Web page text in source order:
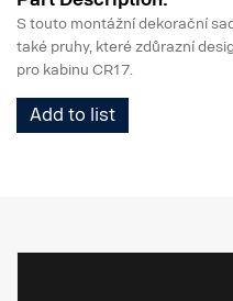
S touto montážní dekorační
také pruhy, které zdůrazní
pro kabinu CR17.
Add to list